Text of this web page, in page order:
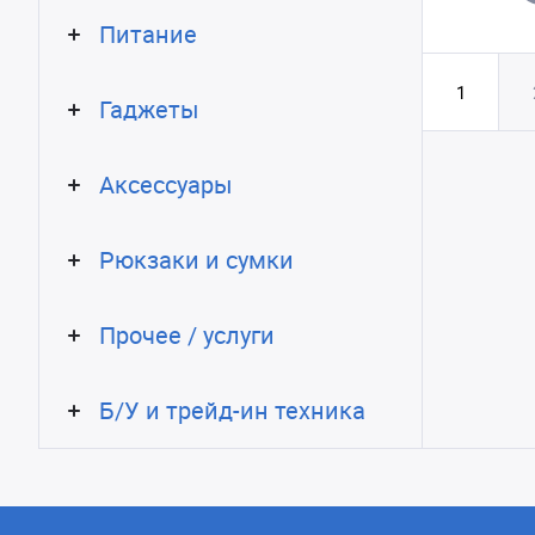
Питание
Гаджеты
Аксессуары
Рюкзаки и сумки
Прочее / услуги
Б/У и трейд-ин техника
1